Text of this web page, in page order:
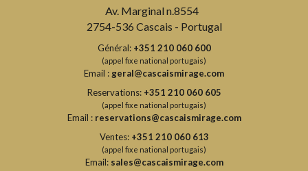
Av. Marginal n.8554
2754-536 Cascais - Portugal
Général: +351 210 060 600
(appel fixe national portugais)
Email : geral@cascaismirage.com
Reservations: +351 210 060 605
(appel fixe national portugais)
Email : reservations@cascaismirage.com
Ventes: +351 210 060 613
(appel fixe national portugais)
Email: sales@cascaismirage.com